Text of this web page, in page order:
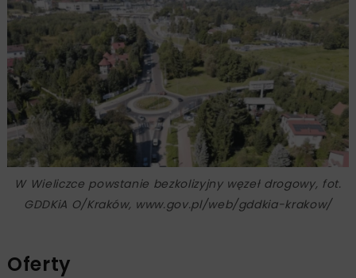
W Wieliczce powstanie bezkolizyjny węzeł drogowy, fot.
GDDKiA O/Kraków, www.gov.pl/web/gddkia-krakow/
Oferty